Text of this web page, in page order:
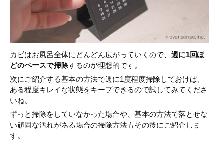
カビはお風呂全体にどんどん広がっていくので、 週に1回ほ
どのペースで掃除するのが理想的です。
次にご紹介する基本の方法で週に1度程度掃除しておけば、
ある程度キレイな状態をキープできるので試してみてくださ
いね。
ずっと掃除をしていなかった場合や、基本の方法で落とせな
い頑固な汚れがある場合の掃除方法もその後にご紹介しま
す。